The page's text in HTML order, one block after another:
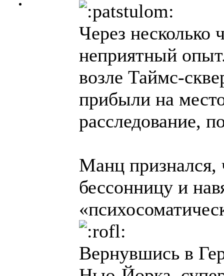
Через несколько
неприятный
возле Таймс-
прибыли на
расследование,
Манц признался,
бессонницу и
Вернувшись в